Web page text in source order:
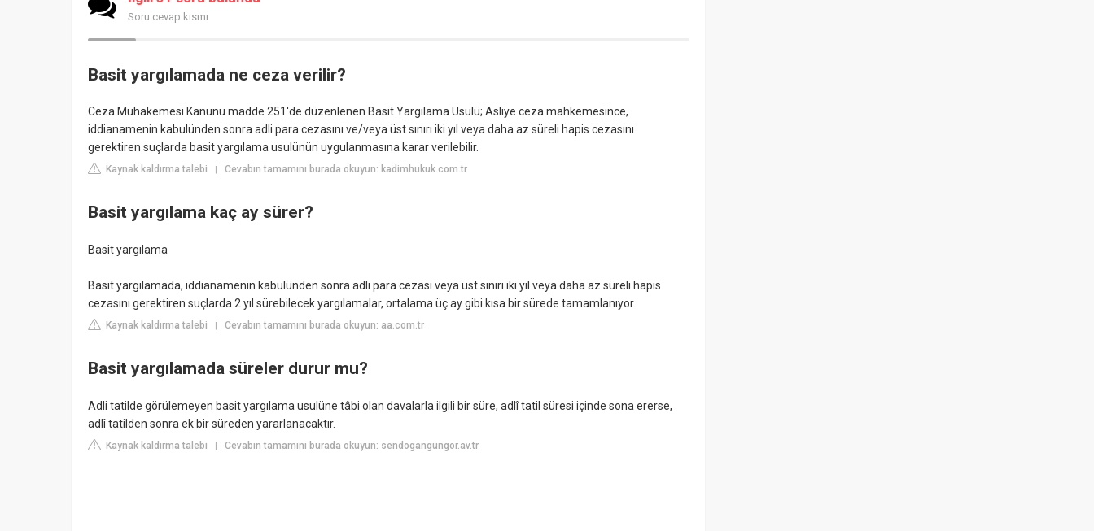
Soru cevap kısmı
Basit yargılamada ne ceza verilir?
Ceza Muhakemesi Kanunu madde 251'de düzenlenen Basit Yargılama Usulü; Asliye ceza mahkemesince,
iddianamenin kabulünden sonra adli para cezasını ve/veya üst sınırı iki yıl veya daha az süreli hapis cezasını
gerektiren suçlarda basit yargılama usulünün uygulanmasına karar verilebilir.
Kaynak kaldırma talebi | Cevabın tamamını burada okuyun: kadimhukuk.com.tr
Basit yargılama kaç ay sürer?
Basit yargılama
Basit yargılamada, iddianamenin kabulünden sonra adli para cezası veya üst sınırı iki yıl veya daha az süreli hapis
cezasını gerektiren suçlarda 2 yıl sürebilecek yargılamalar, ortalama üç ay gibi kısa bir sürede tamamlanıyor.
Kaynak kaldırma talebi | Cevabın tamamını burada okuyun: aa.com.tr
Basit yargılamada süreler durur mu?
Adli tatilde görülemeyen basit yargılama usulüne tâbi olan davalarla ilgili bir süre, adlî tatil süresi içinde sona ererse,
adlî tatilden sonra ek bir süreden yararlanacaktır.
Kaynak kaldırma talebi | Cevabın tamamını burada okuyun: sendogangungor.av.tr